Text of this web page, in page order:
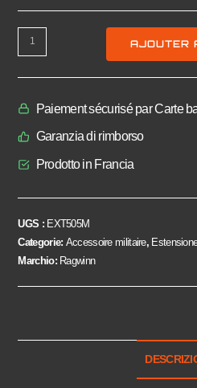
AJOUTER
Paiement sécurisé par Carte
Garanzia di rimborso
Prodotto in Francia
UGS : EXT505M
Categorie: Accessoire militaire,
Marchio: Ragwinn